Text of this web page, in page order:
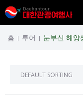
홈 | 투어 | 눈부신 해양